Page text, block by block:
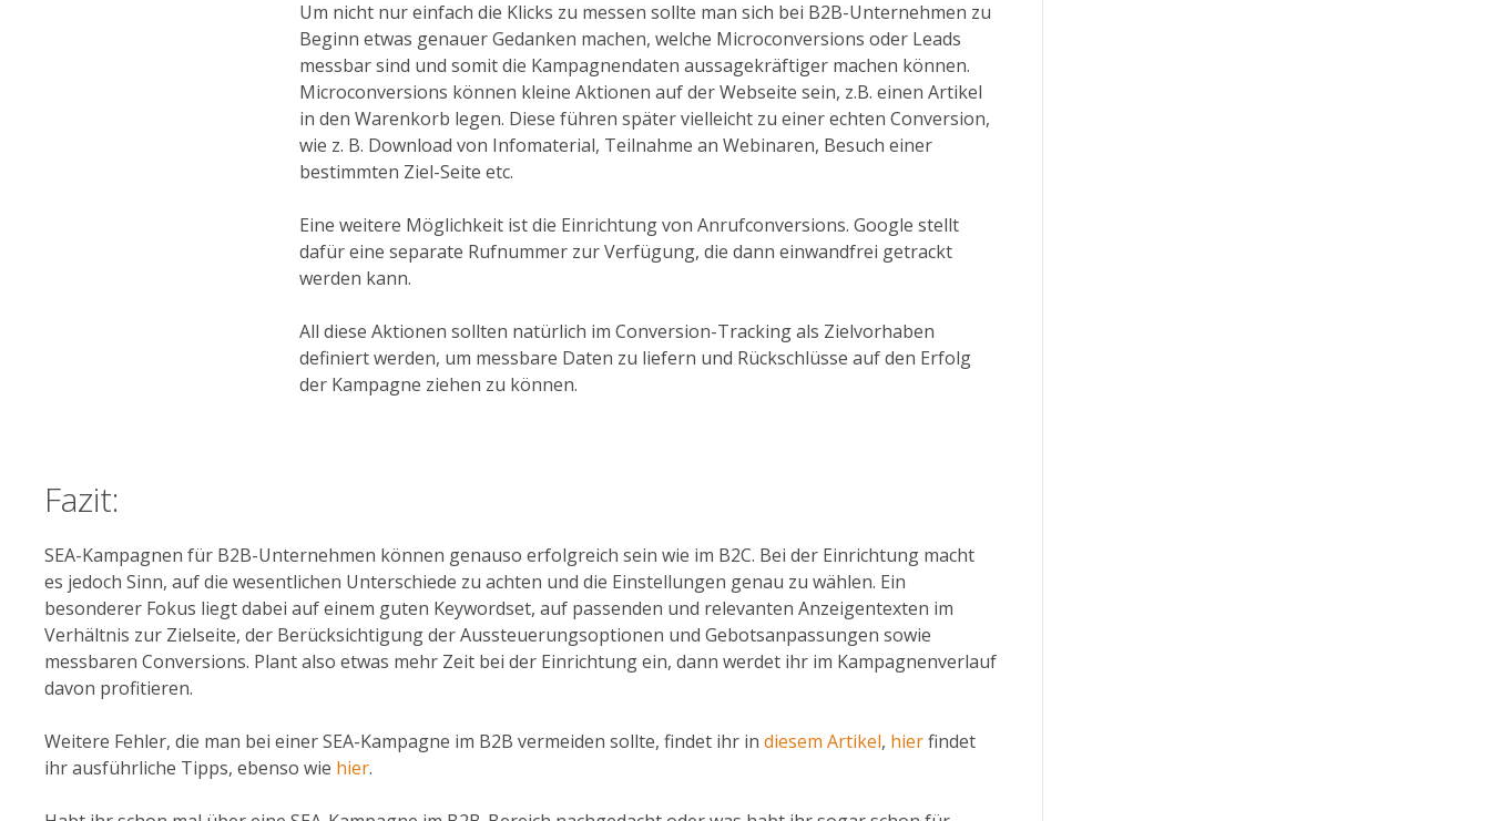
Um nicht nur einfach die Klicks zu messen sollte man sich bei B2B-Unternehmen zu
Beginn etwas genauer Gedanken machen, welche Microconversions oder Leads
messbar sind und somit die Kampagnendaten aussagekräftiger machen können.
Microconversions können kleine Aktionen auf der Webseite sein, z.B. einen Artikel
in den Warenkorb legen. Diese führen später vielleicht zu einer echten Conversion,
wie z. B. Download von Infomaterial, Teilnahme an Webinaren, Besuch einer
bestimmten Ziel-Seite etc.
Eine weitere Möglichkeit ist die Einrichtung von Anrufconversions. Google stellt
dafür eine separate Rufnummer zur Verfügung, die dann einwandfrei getrackt
werden kann.
All diese Aktionen sollten natürlich im Conversion-Tracking als Zielvorhaben
definiert werden, um messbare Daten zu liefern und Rückschlüsse auf den Erfolg
der Kampagne ziehen zu können.
Fazit:
SEA-Kampagnen für B2B-Unternehmen können genauso erfolgreich sein wie im B2C. Bei der Einrichtung macht
es jedoch Sinn, auf die wesentlichen Unterschiede zu achten und die Einstellungen genau zu wählen. Ein
besonderer Fokus liegt dabei auf einem guten Keywordset, auf passenden und relevanten Anzeigentexten im
Verhältnis zur Zielseite, der Berücksichtigung der Aussteuerungsoptionen und Gebotsanpassungen sowie
messbaren Conversions. Plant also etwas mehr Zeit bei der Einrichtung ein, dann werdet ihr im Kampagnenverlauf
davon profitieren.
Weitere Fehler, die man bei einer SEA-Kampagne im B2B vermeiden sollte, findet ihr in diesem Artikel, hierfindet
ihr ausführliche Tipps, ebenso wie hier.